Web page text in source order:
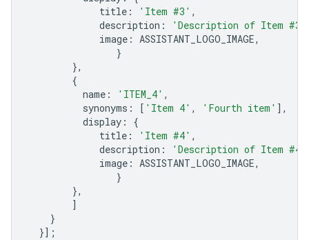
title : 'Item #3' ,
description : 'Description of Item #3'
image : ASSISTANT_LOGO_IMAGE,
}
},
{
name : 'ITEM_4' ,
synonyms : [ 'Item 4' , 'Fourth item' ],
display :
{
title : 'Item #4' ,
description : 'Description of Item #4'
image : ASSISTANT_LOGO_IMAGE,
}
},
]
}
}];